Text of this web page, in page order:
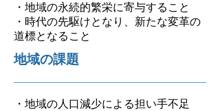
・地域の永続的繁栄に寄与すること
・時代の先駆けとなり、新たな変革の
道標となること
地域の課題
・地域の人口減少による担い手不足